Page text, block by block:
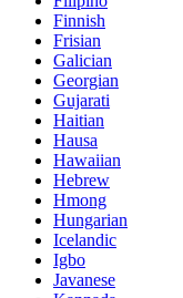
Finnish
Frisian
Galician
Georgian
Gujarati
Haitian
Hausa
Hawaiian
Hebrew
Hmong
Hungarian
Icelandic
Igbo
Javanese